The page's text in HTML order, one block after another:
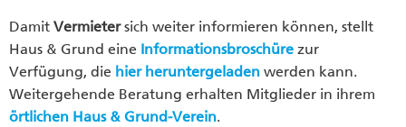
Damit Vermietersich weiter informieren können, stellt
Haus & Grund eine Informationsbroschüre zur
Verfügung, die hier heruntergeladen werden kann.
Weitergehende Beratung erhalten Mitglieder in ihrem
örtlichen Haus & Grund-Verein.